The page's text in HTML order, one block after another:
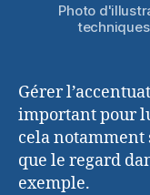
Photo
Gérer
important pour
cela notamment
que le regard
exemple.